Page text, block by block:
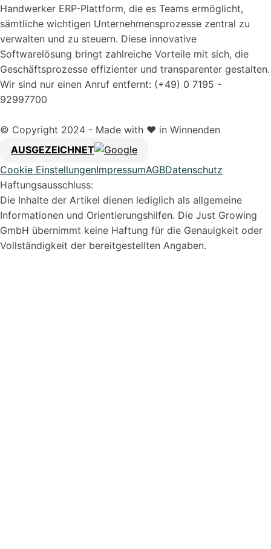
Handwerker ERP-Plattform, die es Teams ermöglicht,
sämtliche wichtigen Unternehmensprozesse zentral zu
verwalten und zu steuern. Diese innovative
Softwarelösung bringt zahlreiche Vorteile mit sich, die
Geschäftsprozesse effizienter und transparenter gestalten.
Wir sind nur einen Anruf entfernt: (+49) 0 7195 -
92997700
© Copyright 2024 - Made with ❤️ in Winnenden
AUSGEZEICHNET
Cookie EinstellungenImpressumAGBDatenschutz
Haftungsausschluss:
Die Inhalte der Artikel dienen lediglich als allgemeine
Informationen und Orientierungshilfen. Die Just Growing
GmbH übernimmt keine Haftung für die Genauigkeit oder
Vollständigkeit der bereitgestellten Angaben.
Syvera Accessify
Barrierefreiheits-Tools